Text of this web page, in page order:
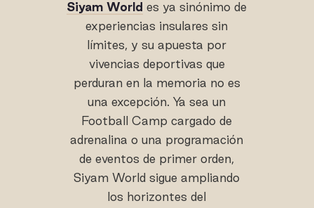
Siyam World es ya sinónimo de
experiencias insulares sin
límites, y su apuesta por
vivencias deportivas que
perduran en la memoria no es
una excepción. Ya sea un
Football Camp cargado de
adrenalina o una programación
de eventos de primer orden,
Siyam World sigue ampliando
los horizontes del